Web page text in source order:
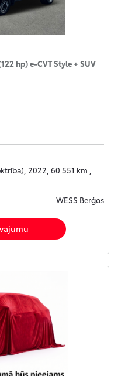
hp) e-CVT Style + SUV
2022, 60 551 km ,
WESS Berģos